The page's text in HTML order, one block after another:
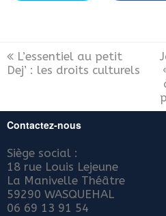
L’essentiel au petit
Dej’ : les droits culturels
Contactez-nous
Siège social :
18 rue Louis Lejeune
La Manivelle Théâtre
59290 WASQUEHAL
06 69 13 91 54